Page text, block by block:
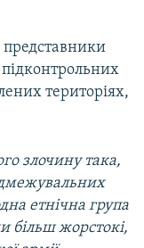
представники
територіях,
злочину така,
етнічна група
більш жорстокі,